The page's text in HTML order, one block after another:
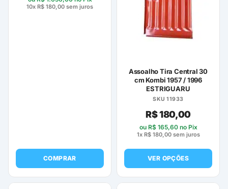
10x R$ 180,00 sem juros
COMPRAR
Assoalho Tira Central 30
cm Kombi 1957 / 1996
ESTRIGUARU
SKU 11933
R$180,00
ou R$165,60no Pix
1x R$180,00sem juros
VER OPÇÕES
Este